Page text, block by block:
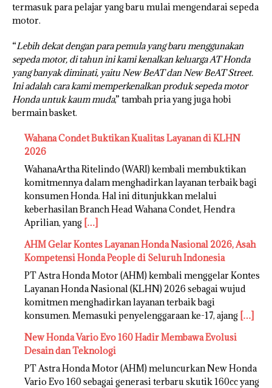
termasuk para pelajar yang baru mulai mengendarai sepeda
motor.
“Lebih dekat dengan para pemula yang baru menggunakan
sepeda motor, di tahun ini kami kenalkan keluarga AT Honda
yang banyak diminati, yaitu New BeAT dan New BeAT Street.
Ini adalah cara kami memperkenalkan produk sepeda motor
Honda untuk kaum muda,” tambah pria yang juga hobi
bermain basket.
Wahana Condet Buktikan Kualitas Layanan di KLHN
2026
WahanaArtha Ritelindo (WARI) kembali membuktikan
komitmennya dalam menghadirkan layanan terbaik bagi
konsumen Honda. Hal ini ditunjukkan melalui
keberhasilan Branch Head Wahana Condet, Hendra
Aprilian, yang […]
AHM Gelar Kontes Layanan Honda Nasional 2026, Asah
Kompetensi Honda People di Seluruh Indonesia
PT Astra Honda Motor (AHM) kembali menggelar Kontes
Layanan Honda Nasional (KLHN) 2026 sebagai wujud
komitmen menghadirkan layanan terbaik bagi
konsumen. Memasuki penyelenggaraan ke-17, ajang […]
New Honda Vario Evo 160 Hadir Membawa Evolusi
Desain dan Teknologi
PT Astra Honda Motor (AHM) meluncurkan New Honda
Vario Evo 160 sebagai generasi terbaru skutik 160cc yang